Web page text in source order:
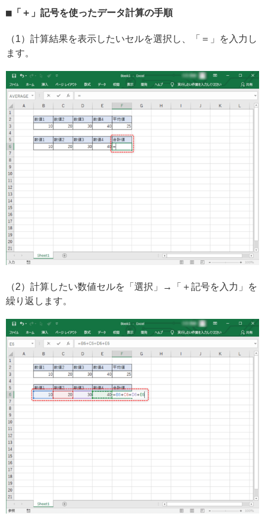
「＋」記号を使ったデータ計算の手順
（1）計算結果を表示したいセルを選択し、「＝」を入力し
ます。
（2）計算したい数値セルを「選択」→「＋記号を入力」を
繰り返します。